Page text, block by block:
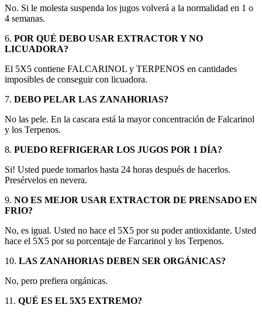
No. Si le molesta suspenda los jugos volverá a la normalidad en 1 o
4 semanas.
6. POR QUÉ DEBO USAR EXTRACTOR Y NO
LICUADORA?
El 5X5 contiene FALCARINOL y TERPENOS en cantidades
imposibles de conseguir con licuadora.
7. DEBO PELAR LAS ZANAHORIAS?
No las pele. En la cascara está la mayor concentración de Falcarinol
y los Terpenos.
8. PUEDO REFRIGERAR LOS JUGOS POR 1 DÍA?
Si! Usted puede tomarlos hasta 24 horas después de hacerlos.
Presérvelos en nevera.
9. NO ES MEJOR USAR EXTRACTOR DE PRENSADO EN
FRIO?
No, es igual. Usted no hace el 5X5 por su poder antioxidante. Usted
hace el 5X5 por su porcentaje de Farcarinol y los Terpenos.
10. LAS ZANAHORIAS DEBEN SER ORGÁNICAS?
No, pero prefiera orgánicas.
11. QUÉ ES EL 5X5 EXTREMO?